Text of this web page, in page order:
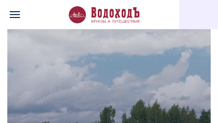
Главная Перечень всех доступных круизов